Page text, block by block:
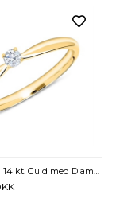
Solitairering i 14 kt. Guld med Diamant - 0,10 ct.